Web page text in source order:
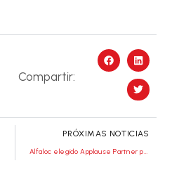
Compartir:
PRÓXIMAS NOTICIAS
Alfaloc elegido Applause Partner por Millenium BCP